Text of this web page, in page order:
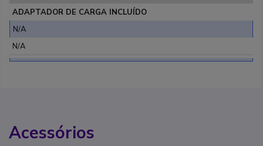
ADAPTADOR DE CARGA INCLUÍDO
N/A
N/A
Acessórios